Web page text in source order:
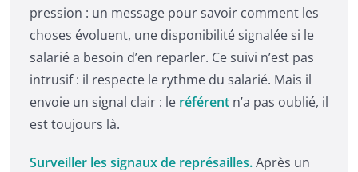
pression : un message pour savoir comment les
choses évoluent, une disponibilité signalée si le
salarié a besoin d’en reparler. Ce suivi n’est pas
intrusif : il respecte le rythme du salarié. Mais il
envoie un signal clair : le référent n’a pas oublié, il
est toujours là.
Surveiller les signaux de représailles.Après un